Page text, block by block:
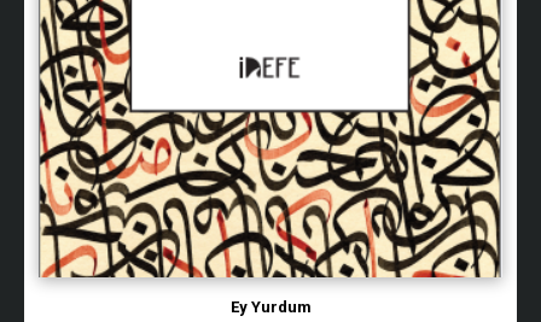
Ey Yurdum